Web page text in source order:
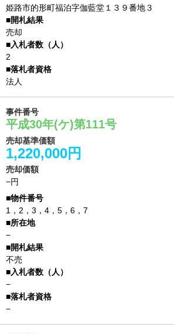
姫路市的形町福泊字伽藍堂１３９番地３
売却
2
法人
事件番号
平成30年(ケ)第111号
売却基準価額
1,220,000円
売却価額
−円
1，2，3，4，5，6，7
−
不売
−
−